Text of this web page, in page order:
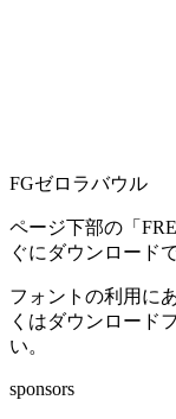
FGゼロラバウル
ページ下部の「
ぐにダウンロード
フォントの利用に
くはダウンロード
い。
sponsors